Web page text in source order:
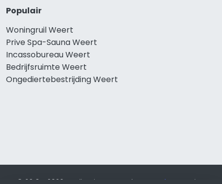
Populair
Woningruil Weert
Prive Spa-Sauna Weert
Incassobureau Weert
Bedrijfsruimte Weert
Ongediertebestrijding Weert